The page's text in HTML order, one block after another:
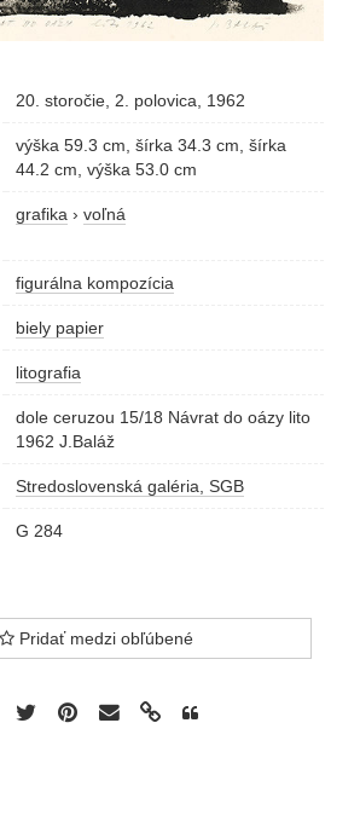
20. storočie, 2. polovica, 1962
výška 59.3 cm, šírka 34.3 cm, šírka
44.2 cm, výška 53.0 cm
grafika › voľná
figurálna kompozícia
biely papier
litografia
dole ceruzou 15/18 Návrat do oázy lito
1962 J.Baláž
Stredoslovenská galéria, SGB
G 284
Pridať medzi obľúbené